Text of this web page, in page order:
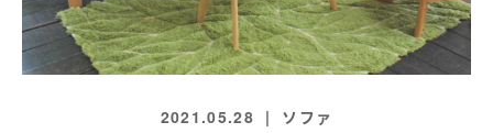
2021.05.28
ソファ